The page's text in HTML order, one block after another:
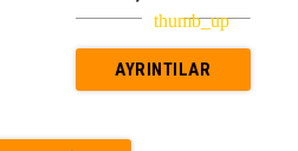
AYRINTILAR